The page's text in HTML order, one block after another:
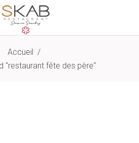
Accueil /
"restaurant fête des père"